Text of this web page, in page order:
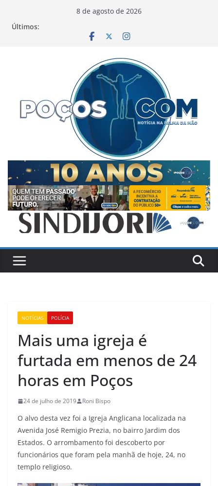
8 de agosto de 2026
Últimos:
NOTÍCIAS POLÍCIA
Mais uma igreja é
furtada em menos de 24
horas em Poços
24 de julho de 2019 Roni Bispo
O alvo desta vez foi a Igreja Anglicana localizada na
Avenida José Remigio Prezia, no bairro Jardim dos
Estados. O arrombamento foi descoberto por
funcionários que foram pela manhã de hoje, 24, no
templo religioso.